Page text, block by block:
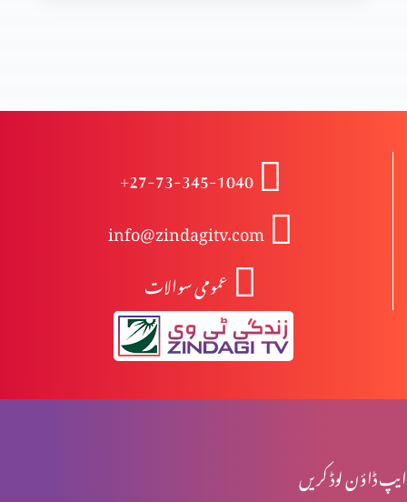
کیا خدا بُرائی کی اِجازت دیتا ہے؟
حوصلہ شکنی سے نہ گھبرائیں
خدا توبہ کے وسیلے معاف کرتا ہے
+27-73-345-1040
info@zindagitv.com
عمومی سوالات
ایپ ڈاؤن لوڈ کریں